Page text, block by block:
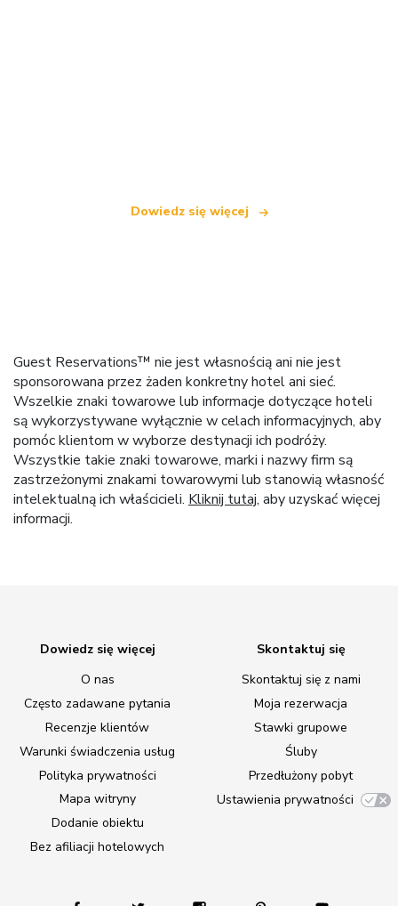
Dowiedz się więcej
Guest Reservations™ nie jest własnością ani nie jest
sponsorowana przez żaden konkretny hotel ani sieć.
Wszelkie znaki towarowe lub informacje dotyczące hoteli
są wykorzystywane wyłącznie w celach informacyjnych, aby
pomóc klientom w wyborze destynacji ich podróży.
Wszystkie takie znaki towarowe, marki i nazwy firm są
zastrzeżonymi znakami towarowymi lub stanowią własność
intelektualną ich właścicieli. Kliknij tutaj, aby uzyskać więcej
informacji.
Dowiedz się więcej
O nas
Często zadawane pytania
Recenzje klientów
Warunki świadczenia usług
Polityka prywatności
Mapa witryny
Dodanie obiektu
Bez afiliacji hotelowych
Skontaktuj się
Skontaktuj się z nami
Moja rezerwacja
Stawki grupowe
Śluby
Przedłużony pobyt
Ustawienia prywatności